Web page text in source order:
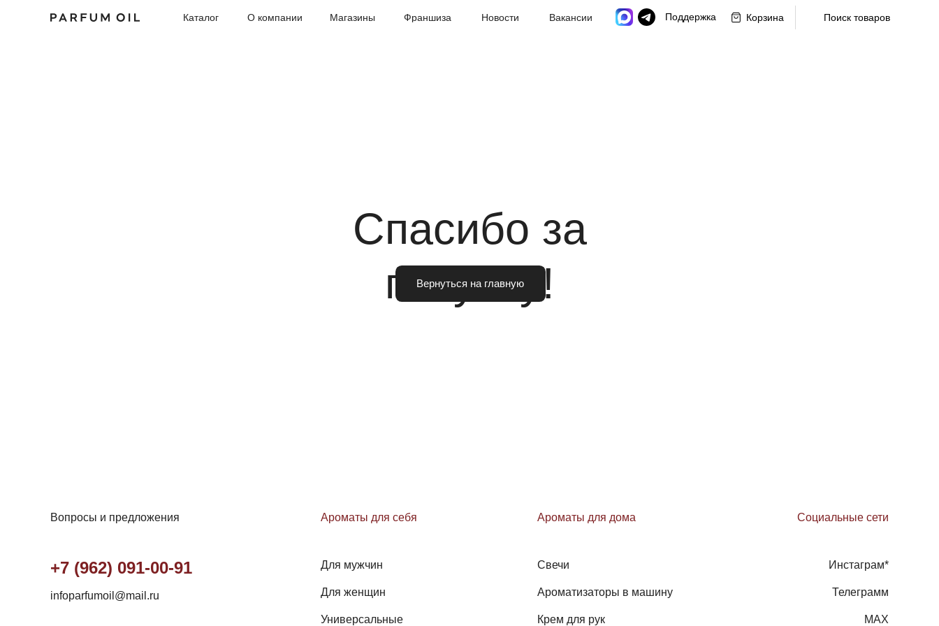
Вакансии
Новости
Франшиза
Магазины
О компании Корзина
Каталог Поиск товаров
Поддержка
Спасибо за
покупку!
Социальные сети
Ароматы для дома
Ароматы для себя
+7 (962) 091-00-91
MAX
Крем для рук
Телеграмм
Ароматизаторы в машину
Инстаграм*
Свечи
Для мужчин
Для женщин
Универсальные
infoparfumoil@mail.ru
Вопросы и предложения